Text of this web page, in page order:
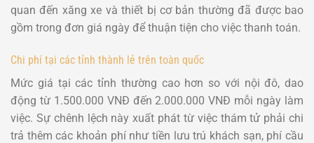
quan đến xăng xe và thiết bị cơ bản thường đã được bao
gồm trong đơn giá ngày để thuận tiện cho việc thanh toán.
Chi phí tại các tỉnh thành lẻ trên toàn quốc
Mức giá tại các tỉnh thường cao hơn so với nội đô, dao
động từ 1.500.000 VNĐ đến 2.000.000 VNĐ mỗi ngày làm
việc. Sự chênh lệch này xuất phát từ việc thám tử phải chi
trả thêm các khoản phí như tiền lưu trú khách sạn, phí cầu